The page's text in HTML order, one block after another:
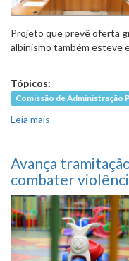
Projeto que prevê oferta
albinismo também esteve
Tópicos:
Comissão de Administração
Leia mais
Avança
combater